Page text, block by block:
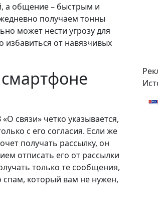
а общение – быстрым и
получаем тонны
может нести угрозу для
избавиться от навязчивых
связи» четко указывается,
с его согласия. Если же
получать рассылку, он
отписать его от рассылки
только те сообщения,
спам, который вам не нужен,